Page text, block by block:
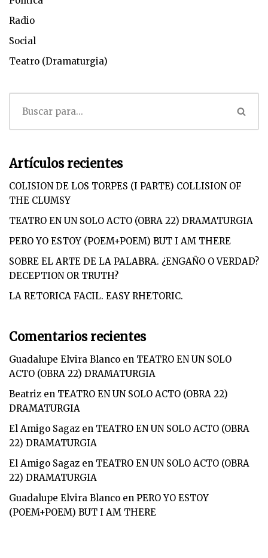
Radio
Social
Teatro (Dramaturgia)
Artículos recientes
COLISION DE LOS TORPES (I PARTE) COLLISION OF
THE CLUMSY
TEATRO EN UN SOLO ACTO (OBRA 22) DRAMATURGIA
PERO YO ESTOY (POEM+POEM) BUT I AM THERE
SOBRE EL ARTE DE LA PALABRA. ¿ENGAÑO O VERDAD?
DECEPTION OR TRUTH?
LA RETORICA FACIL. EASY RHETORIC.
Comentarios recientes
Guadalupe Elvira Blanco en TEATRO EN UN SOLO
ACTO (OBRA 22) DRAMATURGIA
Beatriz en TEATRO EN UN SOLO ACTO (OBRA 22)
DRAMATURGIA
El Amigo Sagaz en TEATRO EN UN SOLO ACTO (OBRA
22) DRAMATURGIA
El Amigo Sagaz en TEATRO EN UN SOLO ACTO (OBRA
22) DRAMATURGIA
Guadalupe Elvira Blanco en PERO YO ESTOY
(POEM+POEM) BUT I AM THERE